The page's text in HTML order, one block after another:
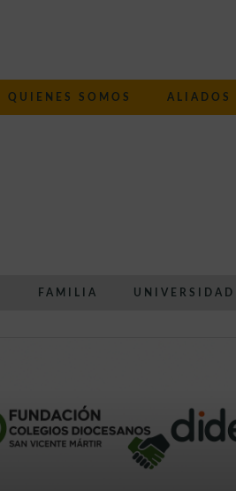
QUIENES SOMOS ALIADOS
FAMILIA UNIVERSIDAD